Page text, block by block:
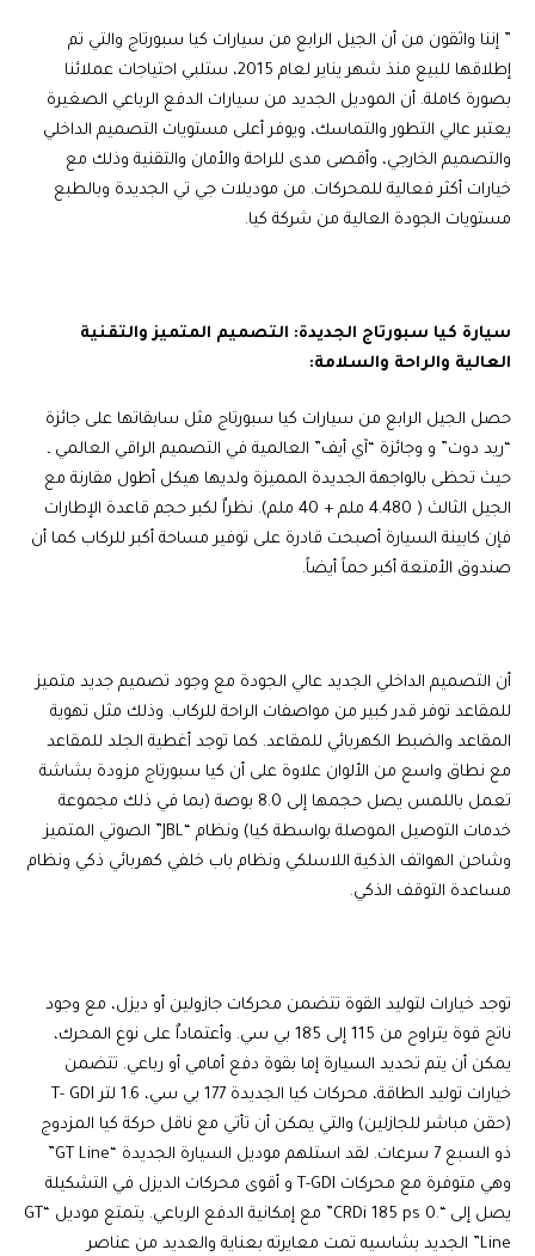
” إننا واثقون من أن الجيل الرابع من سيارات كيا سبورتاج والتي تم
إطلاقها للبيع منذ شهر يناير لعام 2015، ستلبي احتياجات عملائنا
بصورة كاملة. أن الموديل الجديد من سيارات الدفع الرباعي الصغيرة
يعتبر عالي التطور والتماسك، ويوفر أعلى مستويات التصميم الداخلي
والتصميم الخارجي، وأقصى مدى للراحة والأمان والتقنية وذلك مع
خيارات أكثر فعالية للمحركات. من موديلات جي تي الجديدة وبالطبع
مستويات الجودة العالية من شركة كيا.
سيارة كيا سبورتاج الجديدة: التصميم المتميز والتقنية
العالية والراحة والسلامة:
حصل الجيل الرابع من سيارات كيا سبورتاج مثل سابقاتها على جائزة
“ريد دوت” و وجائزة “آي أيف” العالمية في التصميم الراقي العالمي ـ
حيث تحظى بالواجهة الجديدة المميزة ولديها هيكل أطول مقارنة مع
الجيل الثالث ( 4.480 ملم + 40 ملم). نظراٌ لكبر حجم قاعدة الإطارات
فإن كابينة السيارة أصبحت قادرة على توفير مساحة أكبر للركاب كما أن
صندوق الأمتعة أكبر حماً أيضاً.
أن التصميم الداخلي الجديد عالي الجودة مع وجود تصميم جديد متميز
للمقاعد توفر قدر كبير من مواصفات الراحة للركاب. وذلك مثل تهوية
المقاعد والضبط الكهربائي للمقاعد. كما توجد أغطية الجلد للمقاعد
مع نطاق واسع من الألوان علاوة على أن كيا سبورتاج مزودة بشاشة
تعمل باللمس يصل حجمها إلى 8.0 بوصة (بما في ذلك مجموعة
خدمات التوصيل الموصلة بواسطة كيا) ونظام “JBL” الصوتي المتميز
وشاحن الهواتف الذكية اللاسلكي ونظام باب خلفي كهربائي ذكي ونظام
مساعدة التوقف الذكي.
توجد خيارات لتوليد القوة تتضمن محركات جازولين أو ديزل، مع وجود
ناتج قوة يتراوح من 115 إلى 185 بي سي. وأعتماداٌ على نوع المحرك،
يمكن أن يتم تحديد السيارة إما بقوة دفع أمامي أو رباعي. تتضمن
خيارات توليد الطاقة، محركات كيا الجديدة 177 بي سي، 1.6 لتر T- GDI
(حقن مباشر للجازلين) والتي يمكن أن تأتي مع ناقل حركة كيا المزدوج
ذو السبع 7 سرعات. لقد استلهم موديل السيارة الجديدة “GT Line”
وهي متوفرة مع محركات T-GDI و أقوى محركات الديزل في التشكيلة
يصل إلى “.0 CRDi 185 ps” مع إمكانية الدفع الرباعي. يتمتع موديل “GT
Line” الجديد بشاسيه تمت معايرته بعناية والعديد من عناصر